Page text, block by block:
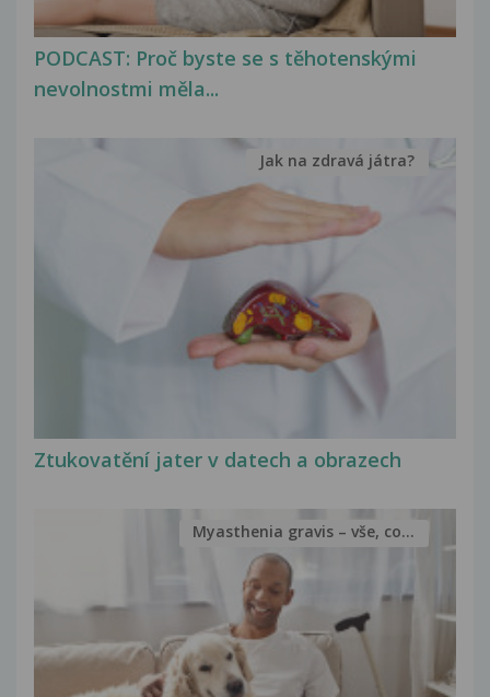
PODCAST: Proč byste se s těhotenskými
nevolnostmi měla...
Ztukovatění jater v datech a obrazech
Jak na zdravá játra?
Myasthenia gravis – vše, co...